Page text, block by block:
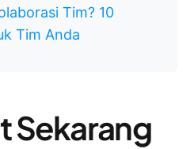
Tim? 10
Tim Anda
Sekarang